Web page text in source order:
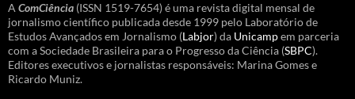
A ComCiência (ISSN 1519-7654) é uma revista digital mensal de
jornalismo científico publicada desde 1999 pelo Laboratório de
Estudos Avançados em Jornalismo (Labjor) da Unicampem parceria
com a Sociedade Brasileira para o Progresso da Ciência (SBPC).
Editores executivos e jornalistas responsáveis: Marina Gomes e
Ricardo Muniz.